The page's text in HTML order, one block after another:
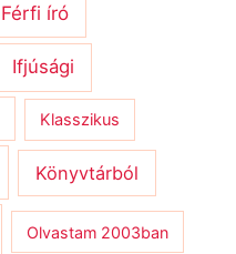
Férfi író
Ifjúsági
Klasszikus
Könyvtárból
Olvastam 2003ban